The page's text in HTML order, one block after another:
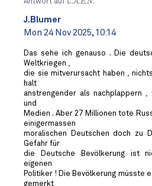
J.Blumer
Mon 24 Nov 2025, 10:14
Das sehe ich genauso . Die
Weltkriegen ,
die sie mitverursacht haben ,
halt
anstrengender als nachplappern
und
Medien . Aber 27 Millionen tote
einigermassen
moralischen Deutschen doch zu
Gefahr für
die Deutsche Bevölkerung ist
eigenen
Politiker ! Die Bevölkerung müsste
gemerkt